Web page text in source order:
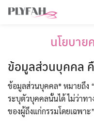
Skip
นโยบาย
ข้อมูลส่วนบุคคล คื
ข้อมูลส่วนบุคคล* หมายถึง
ระบุตัวบุคคลนั้นได้ ไม่ว่าท
ของผู้ถึงแก่กรรมโดยเฉพาะ”